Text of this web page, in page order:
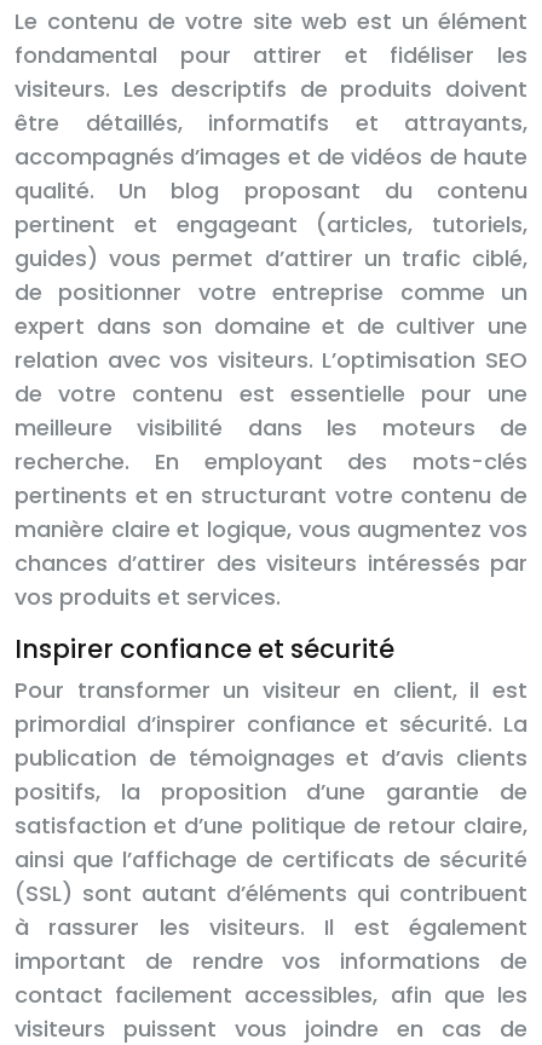
Le contenu de votre site web est un élément
fondamental pour attirer et fidéliser les
visiteurs. Les descriptifs de produits doivent
être détaillés, informatifs et attrayants,
accompagnés d’images et de vidéos de haute
qualité. Un blog proposant du contenu
pertinent et engageant (articles, tutoriels,
guides) vous permet d’attirer un trafic ciblé,
de positionner votre entreprise comme un
expert dans son domaine et de cultiver une
relation avec vos visiteurs. L’optimisation SEO
de votre contenu est essentielle pour une
meilleure visibilité dans les moteurs de
recherche. En employant des mots-clés
pertinents et en structurant votre contenu de
manière claire et logique, vous augmentez vos
chances d’attirer des visiteurs intéressés par
vos produits et services.
Inspirer confiance et sécurité
Pour transformer un visiteur en client, il est
primordial d’inspirer confiance et sécurité. La
publication de témoignages et d’avis clients
positifs, la proposition d’une garantie de
satisfaction et d’une politique de retour claire,
ainsi que l’affichage de certificats de sécurité
(SSL) sont autant d’éléments qui contribuent
à rassurer les visiteurs. Il est également
important de rendre vos informations de
contact facilement accessibles, afin que les
visiteurs puissent vous joindre en cas de